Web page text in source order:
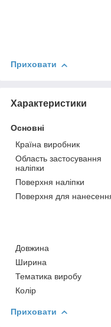
Приховати
Характеристики
Основні
Країна виробник
Область застосування
наліпки
Поверхня наліпки
Поверхня для
Довжина
Ширина
Тематика виробу
Колір
Приховати